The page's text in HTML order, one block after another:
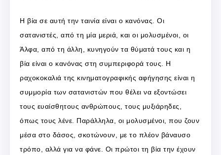
Η βία σε αυτή την ταινία είναι ο κανόνας. Οι
σατανιστές, από τη μία μεριά, και οι μολυσμένοι, οι
Άλφα, από τη άλλη, κυνηγούν τα θύματά τους και η
βία είναι ο κανόνας στη συμπεριφορά τους. Η
ραχοκοκαλιά της κινηματογραφικής αφήγησης είναι η
συμμορία των σατανιστών που θέλει να εξοντώσει
τους ευαίσθητους ανθρώπους, τους μυξιάρηδες,
όπως τους λένε. Παράλληλα, οι μολυσμένοι, που ζουν
μέσα στο δάσος, σκοτώνουν, με το πλέον βάναυσο
τρόπο, αλλά για να φάνε. Οι πρώτοι τη βία την έχουν